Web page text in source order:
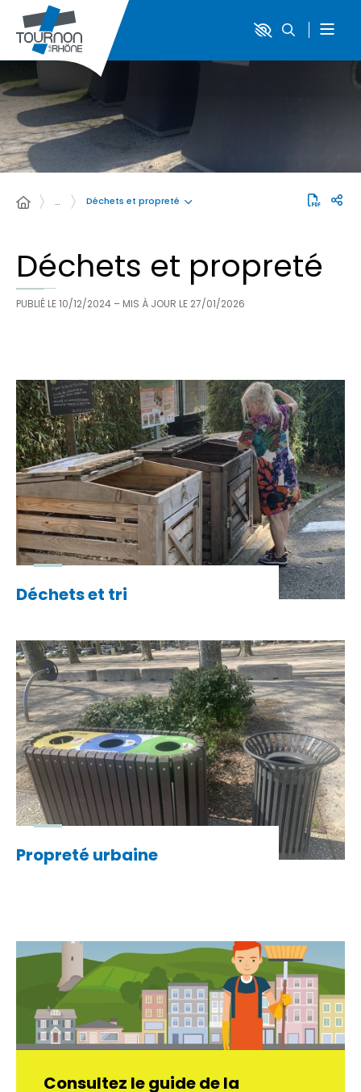
… Déchets et propreté
Déchets et propreté
PUBLIÉ LE10/12/2024 – MIS À JOUR LE 27/01/2026
Déchets et tri
Propreté urbaine
Consultez le guide de la